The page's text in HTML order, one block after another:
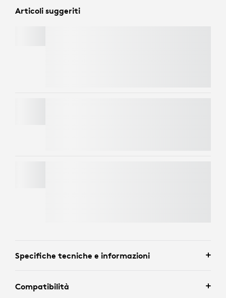
Articoli suggeriti
Specifiche tecniche e informazioni
Compatibilità